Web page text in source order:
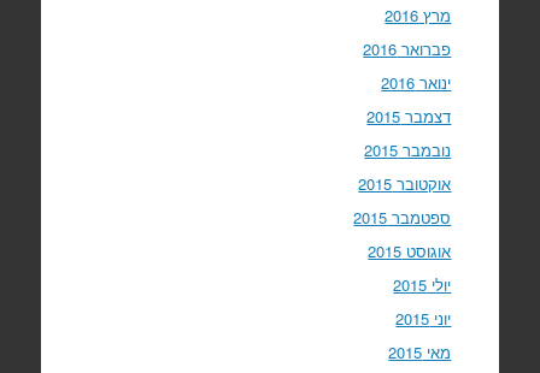
מרץ 2016
פברואר 2016
ינואר 2016
דצמבר 2015
נובמבר 2015
אוקטובר 2015
ספטמבר 2015
אוגוסט 2015
יולי 2015
יוני 2015
מאי 2015